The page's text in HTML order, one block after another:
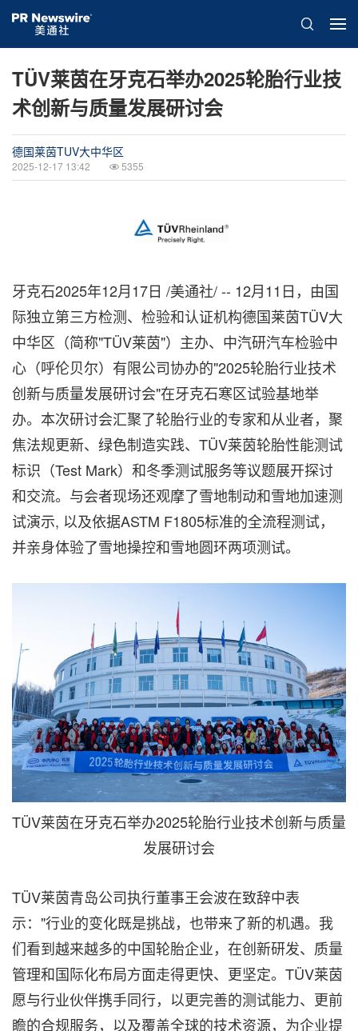
TÜV莱茵在牙克石举办2025轮胎行业技
术创新与质量发展研讨会
德国莱茵TUV大中华区
2025-12-17 13:42 5355
牙克石2025年12月17日 /美通社/ -- 12月11日，由国
际独立第三方检测、检验和认证机构德国莱茵TÜV大
中华区（简称"TÜV莱茵"）主办、中汽研汽车检验中
心（呼伦贝尔）有限公司协办的"2025轮胎行业技术
创新与质量发展研讨会"在牙克石寒区试验基地举
办。本次研讨会汇聚了轮胎行业的专家和从业者，聚
焦法规更新、绿色制造实践、TÜV莱茵轮胎性能测试
标识（Test Mark）和冬季测试服务等议题展开探讨
和交流。与会者现场还观摩了雪地制动和雪地加速测
试演示, 以及依据ASTM F1805标准的全流程测试，
并亲身体验了雪地操控和雪地圆环两项测试。
TÜV莱茵在牙克石举办2025轮胎行业技术创新与质量
发展研讨会
TÜV莱茵青岛公司执行董事王会波在致辞中表
示："行业的变化既是挑战，也带来了新的机遇。我
们看到越来越多的中国轮胎企业，在创新研发、质量
管理和国际化布局方面走得更快、更坚定。TÜV莱茵
愿与行业伙伴携手同行，以更完善的测试能力、更前
瞻的合规服务，以及覆盖全球的技术资源，为企业提